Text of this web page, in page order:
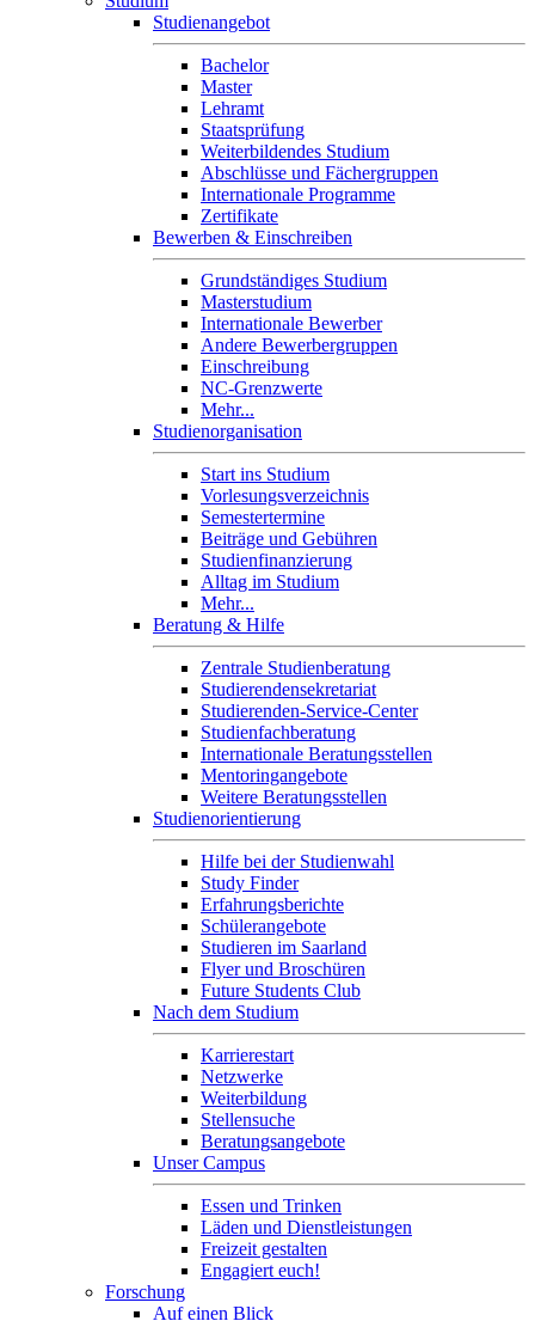
Studienangebot
Bachelor
Master
Lehramt
Staatsprüfung
Weiterbildendes Studium
Abschlüsse und Fächergruppen
Internationale Programme
Zertifikate
Bewerben & Einschreiben
Grundständiges Studium
Masterstudium
Internationale Bewerber
Andere Bewerbergruppen
Einschreibung
NC-Grenzwerte
Mehr...
Studienorganisation
Start ins Studium
Vorlesungsverzeichnis
Semestertermine
Beiträge und Gebühren
Studienfinanzierung
Alltag im Studium
Mehr...
Beratung & Hilfe
Zentrale Studienberatung
Studierendensekretariat
Studierenden-Service-Center
Studienfachberatung
Internationale Beratungsstellen
Mentoringangebote
Weitere Beratungsstellen
Studienorientierung
Hilfe bei der Studienwahl
Study Finder
Erfahrungsberichte
Schülerangebote
Studieren im Saarland
Flyer und Broschüren
Future Students Club
Nach dem Studium
Karrierestart
Netzwerke
Weiterbildung
Stellensuche
Beratungsangebote
Unser Campus
Essen und Trinken
Läden und Dienstleistungen
Freizeit gestalten
Engagiert euch!
Forschung
Auf einen Blick